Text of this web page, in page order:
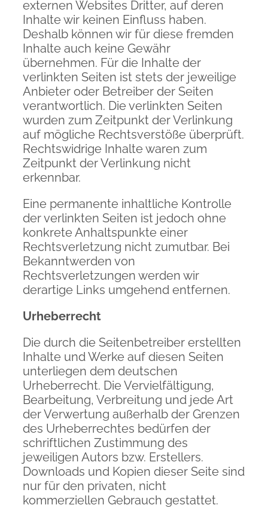
externen Websites Dritter, auf deren
Inhalte wir keinen Einfluss haben.
Deshalb können wir für diese fremden
Inhalte auch keine Gewähr
übernehmen. Für die Inhalte der
verlinkten Seiten ist stets der jeweilige
Anbieter oder Betreiber der Seiten
verantwortlich. Die verlinkten Seiten
wurden zum Zeitpunkt der Verlinkung
auf mögliche Rechtsverstöße überprüft.
Rechtswidrige Inhalte waren zum
Zeitpunkt der Verlinkung nicht
erkennbar.
Eine permanente inhaltliche Kontrolle
der verlinkten Seiten ist jedoch ohne
konkrete Anhaltspunkte einer
Rechtsverletzung nicht zumutbar. Bei
Bekanntwerden von
Rechtsverletzungen werden wir
derartige Links umgehend entfernen.
Urheberrecht
Die durch die Seitenbetreiber erstellten
Inhalte und Werke auf diesen Seiten
unterliegen dem deutschen
Urheberrecht. Die Vervielfältigung,
Bearbeitung, Verbreitung und jede Art
der Verwertung außerhalb der Grenzen
des Urheberrechtes bedürfen der
schriftlichen Zustimmung des
jeweiligen Autors bzw. Erstellers.
Downloads und Kopien dieser Seite sind
nur für den privaten, nicht
kommerziellen Gebrauch gestattet.